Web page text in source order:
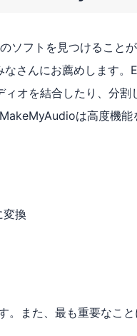
ソフトを見つけること
さんにお薦めします。
オを結合したり、分割
は高度機能
変換
。また、最も重要なこ